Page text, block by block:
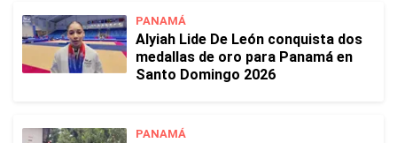
PANAMÁ
Alyiah Lide De León conquista dos
medallas de oro para Panamá en
Santo Domingo 2026
PANAMÁ